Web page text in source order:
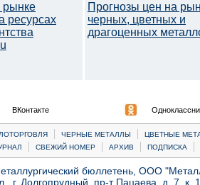
рынке
ресурсах
Прогнозы цен на
черных, цветных и
драгоценных
ВКонтакте
| ЧЕРНЫЕ МЕТАЛЛЫ |
ЦВЕТНЫЕ
| СВЕЖИЙ НОМЕР | АРХИВ | ПОДПИСКА |
бюллетень, ООО
г. Долгопрудный, пр-т Пацаева, д. 7,